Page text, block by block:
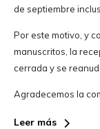
de septiembre
Por este motivo, y
manuscritos, la
cerrada y se
Agradecemos la
Leer más